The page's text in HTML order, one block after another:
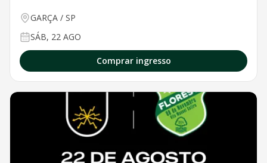
GARÇA / SP
SÁB, 22 AGO
Comprar ingresso